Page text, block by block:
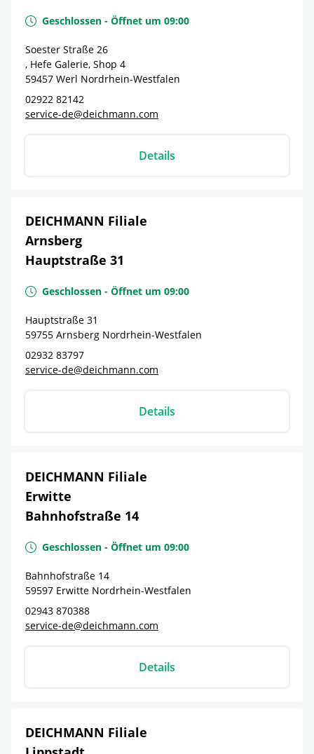
Geschlossen - Öffnet um 09:00
Soester Straße 26
, Hefe Galerie, Shop 4
59457 Werl Nordrhein-Westfalen
02922 82142
service-de@deichmann.com
Details
DEICHMANN Filiale
Arnsberg
Hauptstraße 31
Geschlossen - Öffnet um 09:00
Hauptstraße 31
59755 Arnsberg Nordrhein-Westfalen
02932 83797
service-de@deichmann.com
Details
DEICHMANN Filiale
Erwitte
Bahnhofstraße 14
Geschlossen - Öffnet um 09:00
Bahnhofstraße 14
59597 Erwitte Nordrhein-Westfalen
02943 870388
service-de@deichmann.com
Details
DEICHMANN Filiale